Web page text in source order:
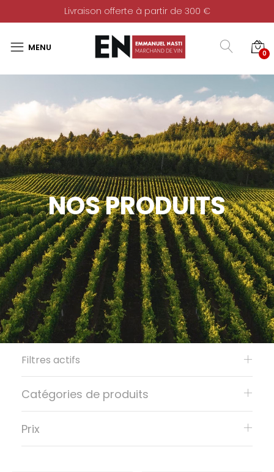
Livraison offerte à partir de 300 €
0
NOS PRODUITS
Filtres actifs
Catégories de produits
Prix